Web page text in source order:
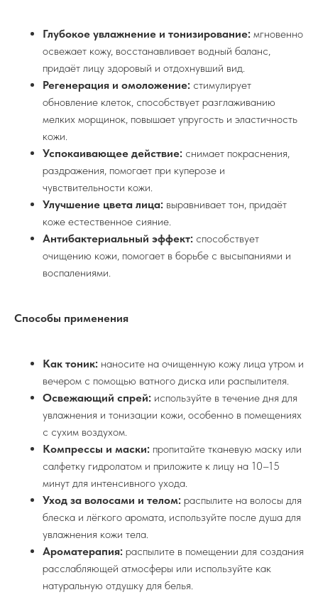
Глубокое увлажнение и тонизирование: мгновенно
освежает кожу, восстанавливает водный баланс,
придаёт лицу здоровый и отдохнувший вид.
Регенерация и омоложение: стимулирует
обновление клеток, способствует разглаживанию
мелких морщинок, повышает упругость и эластичность
кожи.
Успокаивающее действие: снимает покраснения,
раздражения, помогает при куперозе и
чувствительности кожи.
Улучшение цвета лица: выравнивает тон, придаёт
коже естественное сияние.
Антибактериальный эффект: способствует
очищению кожи, помогает в борьбе с высыпаниями и
воспалениями.
Способы применения
Как тоник: наносите на очищенную кожу лица утром и
вечером с помощью ватного диска или распылителя.
Освежающий спрей: используйте в течение дня для
увлажнения и тонизации кожи, особенно в помещениях
с сухим воздухом.
Компрессы и маски: пропитайте тканевую маску или
салфетку гидролатом и приложите к лицу на 10–15
минут для интенсивного ухода.
Уход за волосами и телом: распылите на волосы для
блеска и лёгкого аромата, используйте после душа для
увлажнения кожи тела.
Ароматерапия: распылите в помещении для создания
расслабляющей атмосферы или используйте как
натуральную отдушку для белья.